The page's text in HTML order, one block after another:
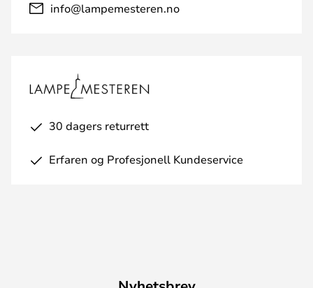
info@lampemesteren.no
30 dagers returrett
Erfaren og Profesjonell Kundeservice